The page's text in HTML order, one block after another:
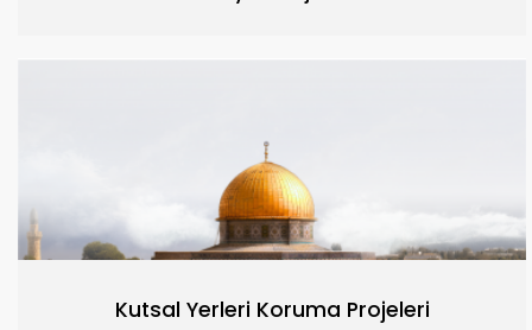
Kutsal Yerleri Koruma Projeleri